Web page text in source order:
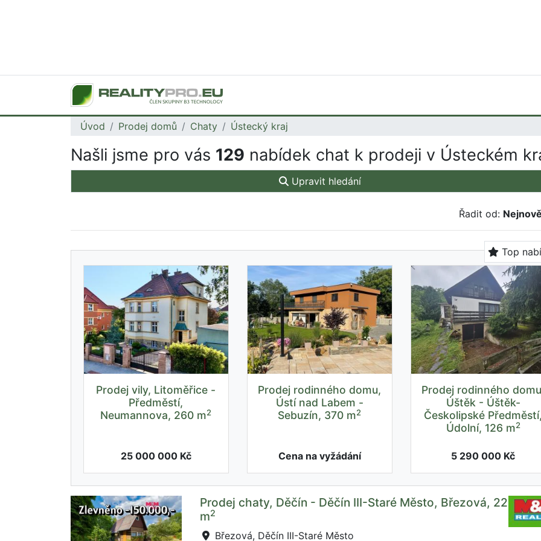
Úvod Prodej domů Chaty Ústecký kraj
Našli jsme pro vás 129 nabídek chat k prodeji v Ústeckém
Upravit hledání
Řadit od:
Top
Prodej vily, Litoměřice -
Předměstí,
Neumannova, 260 m2
25 000 000 Kč
Prodej rodinného domu,
Ústí nad Labem -
Sebuzín, 370 m2
Cena na vyžádání
Prodej rodinného
Úštěk - Úštěk-
Českolipské
Údolní, 126 m2
5 290 000 Kč
Prodej chaty, Děčín - Děčín III-Staré Město, Březová, 22
m2
Březová, Děčín III-Staré Město